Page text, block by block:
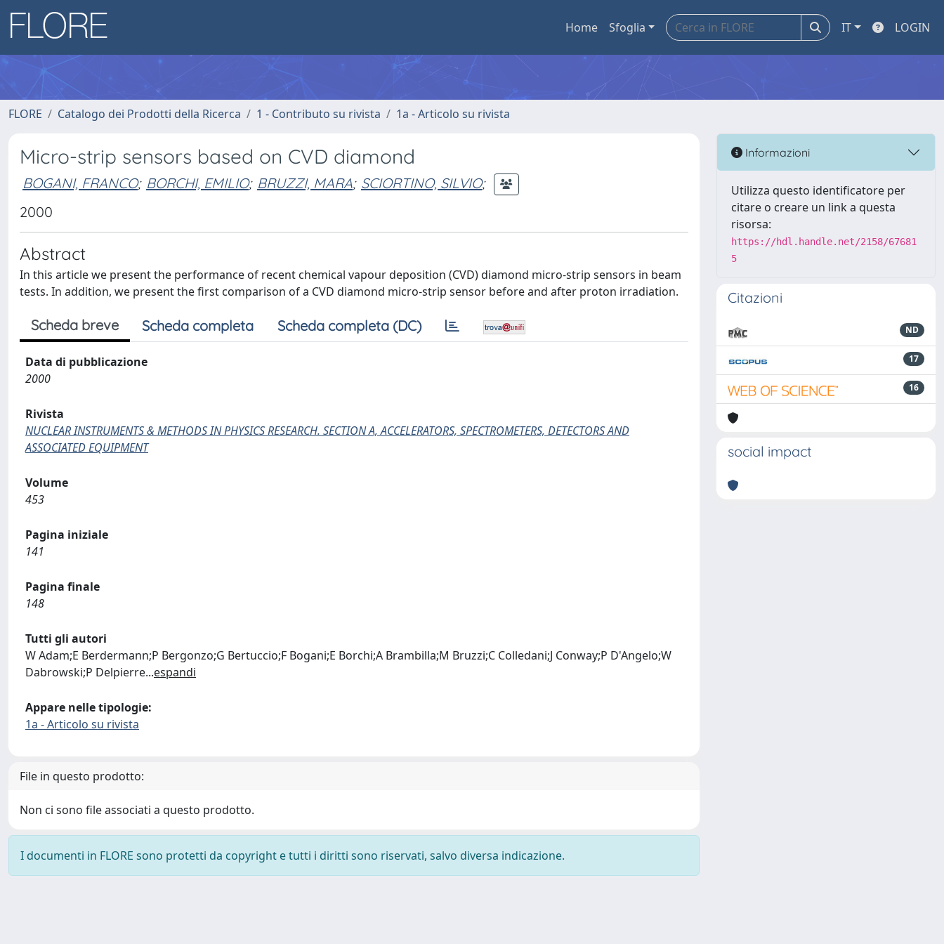
Home Sfoglia IT LOGIN
FLORE Catalogo dei Prodotti della Ricerca 1 - Contributo su rivista 1a - Articolo su rivista
Micro-strip sensors based on CVD diamond
BOGANI, FRANCO; BORCHI, EMILIO; BRUZZI, MARA; SCIORTINO, SILVIO;
2000
Abstract
In this article we present the performance of recent chemical vapour deposition (CVD) diamond micro-strip sensors in beam
tests. In addition, we present the first comparison of a CVD diamond micro-strip sensor before and after proton irradiation.
Scheda breve Scheda completa Scheda completa (DC)
Data di pubblicazione
2000
Rivista
NUCLEAR INSTRUMENTS & METHODS IN PHYSICS RESEARCH. SECTION A, ACCELERATORS, SPECTROMETERS, DETECTORS AND
ASSOCIATED EQUIPMENT
Volume
453
Pagina iniziale
141
Pagina finale
148
Tutti gli autori
W Adam;E Berdermann;P Bergonzo;G Bertuccio;F Bogani;E Borchi;A Brambilla;M Bruzzi;C Colledani;J Conway;P D'Angelo;W
Dabrowski;P Delpierre...espandi
Appare nelle tipologie:
1a - Articolo su rivista
File in questo prodotto:
Non ci sono file associati a questo prodotto.
I documenti in FLORE sono protetti da copyright e tutti i diritti sono riservati, salvo diversa indicazione.
Informazioni
Utilizza questo identificatore per
citare o creare un link a questa
risorsa:
https://hdl.handle.net/2158/67681
5
Citazioni
ND
17
16
social impact